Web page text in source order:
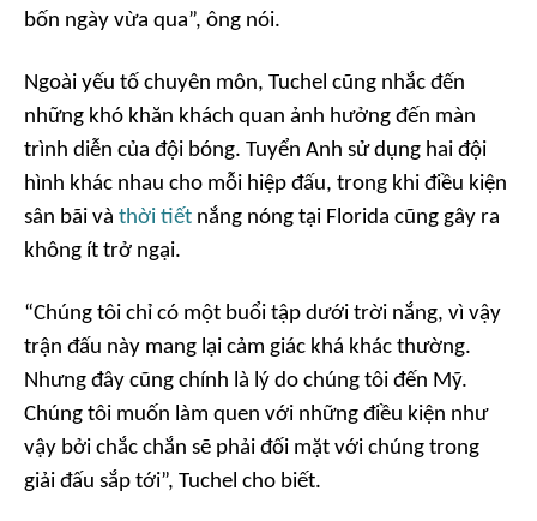
bốn ngày vừa qua”, ông nói.
Ngoài yếu tố chuyên môn, Tuchel cũng nhắc đến
những khó khăn khách quan ảnh hưởng đến màn
trình diễn của đội bóng. Tuyển Anh sử dụng hai đội
hình khác nhau cho mỗi hiệp đấu, trong khi điều kiện
sân bãi và thời tiết nắng nóng tại Florida cũng gây ra
không ít trở ngại.
“Chúng tôi chỉ có một buổi tập dưới trời nắng, vì vậy
trận đấu này mang lại cảm giác khá khác thường.
Nhưng đây cũng chính là lý do chúng tôi đến Mỹ.
Chúng tôi muốn làm quen với những điều kiện như
vậy bởi chắc chắn sẽ phải đối mặt với chúng trong
giải đấu sắp tới”, Tuchel cho biết.